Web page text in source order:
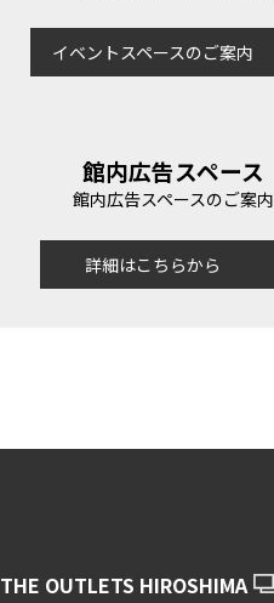
イベントスペースのご案内
館内広告スペース
館内広告スペースのご案内
詳細はこちらから
THE OUTLETS HIROSHIMA